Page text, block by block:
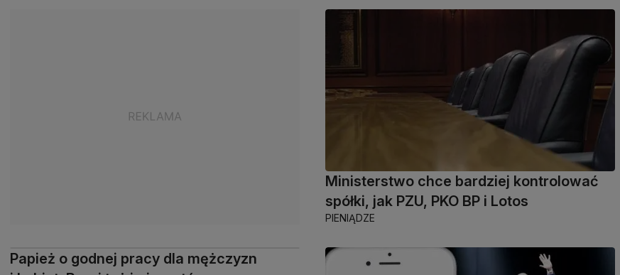
Ministerstwo chce bardziej kontrolować
spółki, jak PZU, PKO BP i Lotos
PIENIĄDZE
Papież o godnej pracy dla mężczyzn